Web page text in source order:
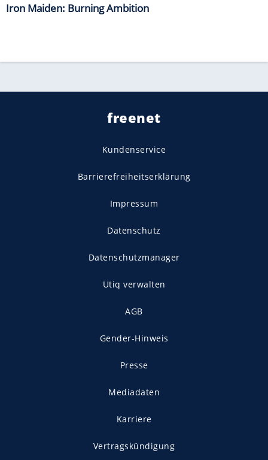
Iron Maiden: Burning Ambition
freenet
Kundenservice
Barrierefreiheitserklärung
Impressum
Datenschutz
Datenschutzmanager
Utiq verwalten
AGB
Gender-Hinweis
Presse
Mediadaten
Karriere
Vertragskündigung